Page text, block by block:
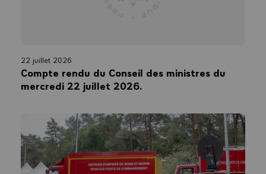
22 juillet 2026
Compte rendu du Conseil des ministres du
mercredi 22 juillet 2026.